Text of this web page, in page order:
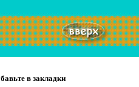
в закладки